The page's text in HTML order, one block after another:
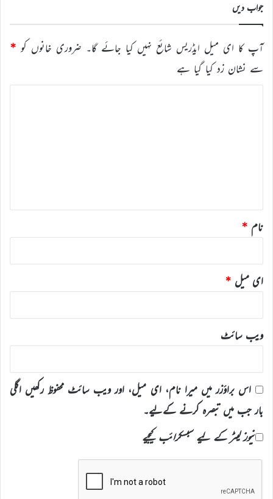
جواب دیں
آپ کا ای میل ایڈریس شائع نہیں کیا جائے گا۔ ضروری خانوں کو *
سے نشان زد کیا گیا ہے
نام *
ای میل *
ویب‌ سائٹ
اس براؤزر میں میرا نام، ای میل، اور ویب سائٹ محفوظ رکھیں اگلی
بار جب میں تبصرہ کرنے کےلیے۔
نیوز لیٹر کے لیے سبسکرائب کیجیے